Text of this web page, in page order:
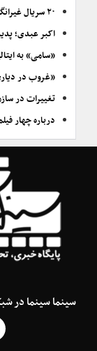
۲۰ سریال غیرانگلیسی‌زبان برگزیده سال‌های اخیر
اکبر عبدی؛
«سامی» به
«غروب در
تغییرات در
درباره چهار فیلم موفق
سینما سینما در